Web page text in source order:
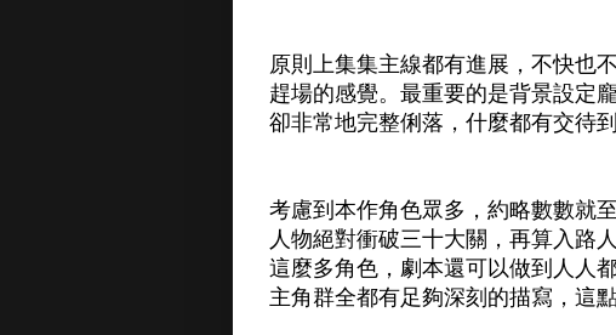
原則上集集主線都有進展，不快也
趕場的感覺。最重要的是背景設定
卻非常地完整俐落，什麼都有交待
考慮到本作角色眾多，約略數數就
人物絕對衝破三十大關，再算入路
這麼多角色，劇本還可以做到人人
主角群全都有足夠深刻的描寫，這